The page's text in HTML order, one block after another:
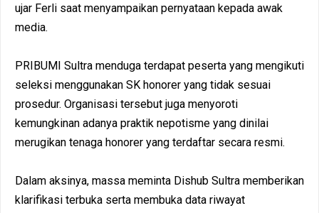
ujar Ferli saat menyampaikan pernyataan kepada awak
media.
PRIBUMI Sultra menduga terdapat peserta yang mengikuti
seleksi menggunakan SK honorer yang tidak sesuai
prosedur. Organisasi tersebut juga menyoroti
kemungkinan adanya praktik nepotisme yang dinilai
merugikan tenaga honorer yang terdaftar secara resmi.
Dalam aksinya, massa meminta Dishub Sultra memberikan
klarifikasi terbuka serta membuka data riwayat